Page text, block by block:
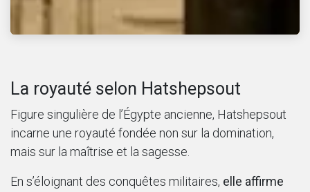
La royauté selon Hatshepsout
Figure singulière de l’Égypte ancienne, Hatshepsout
incarne une royauté fondée non sur la domination,
mais sur la maîtrise et la sagesse.
En s’éloignant des conquêtes militaires, elle affirme